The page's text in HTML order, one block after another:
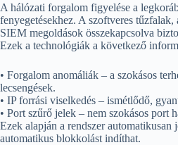
A hálózati forgalom figyelése a
fenyegetésekhez. A szoftveres tűzfalak,
SIEM megoldások összekapcsolva
Ezek a technológiák a következő
• Forgalom anomáliák – a szokásos
lecsengések.
• IP forrási viselkedés – ismétlődő,
• Port szűrő jelek – nem szokásos port
Ezek alapján a rendszer automatikusan
automatikus blokkolást indíthat.